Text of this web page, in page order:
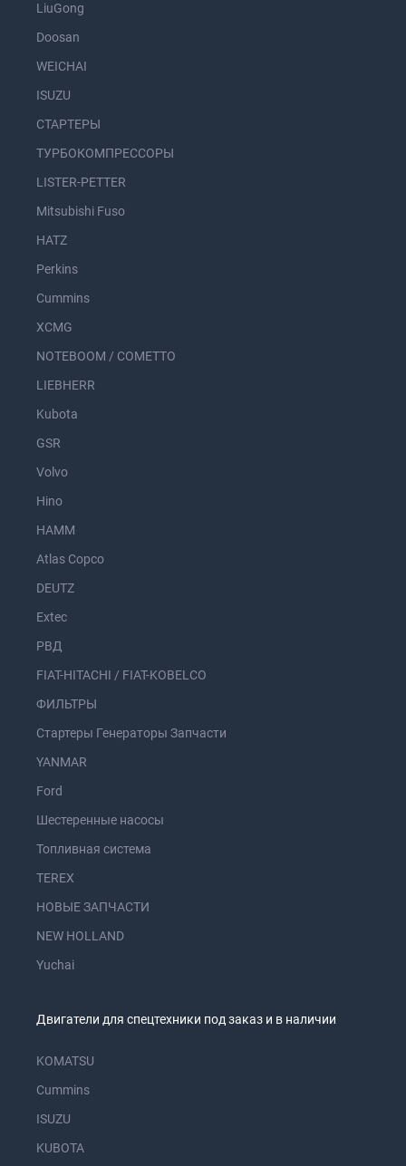
LiuGong
Doosan
WEICHAI
ISUZU
СТАРТЕРЫ
ТУРБОКОМПРЕССОРЫ
LISTER-PETTER
Mitsubishi Fuso
HATZ
Perkins
Cummins
XCMG
NOTEBOOM / COMETTO
LIEBHERR
Kubota
GSR
Volvo
Hino
HAMM
Atlas Copco
DEUTZ
Extec
РВД
FIAT-HITACHI / FIAT-KOBELCO
ФИЛЬТРЫ
Стартеры Генераторы Запчасти
YANMAR
Ford
Шестеренные насосы
Топливная система
TEREX
НОВЫЕ ЗАПЧАСТИ
NEW HOLLAND
Yuchai
Двигатели для спецтехники под заказ и в наличии
KOMATSU
Cummins
ISUZU
KUBOTA